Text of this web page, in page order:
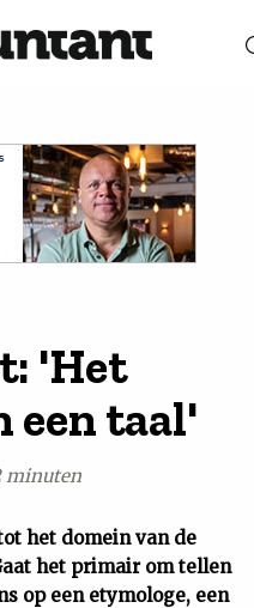
'Het
een taal'
minuten
het domein van de
het primair om tellen
op een etymologe, een